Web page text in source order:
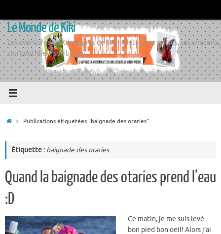
contenu
Le Monde de Kiki
Les aventures de Kiki auprès de Momiflette, ses sorties, ses concerts,
son quotidien, son boulot
AccueilPublications étiquetées "baignade des otaries"
Étiquette : baignade des otaries
Quand la baignade des otaries prend l’eau
:D
Ce matin, je me suis levé
bon pied bon oeil! Alors j’ai